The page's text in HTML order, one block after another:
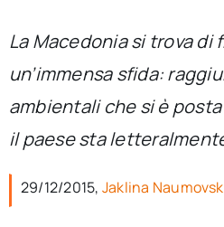
Chi siamo
per:
Newsletter
La Macedonia si trova di
un’immensa sfida:
ambientali che si è
il paese sta
29/12/2015, Jaklina